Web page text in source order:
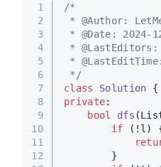
1
2
3
4
5
6
7
8
9
10
11
12
/*
* @Author:
* @Date: 2024-
* @LastEditors:
*
*/
class
Solution {
private:
bool
dfs
if (!l)
        }